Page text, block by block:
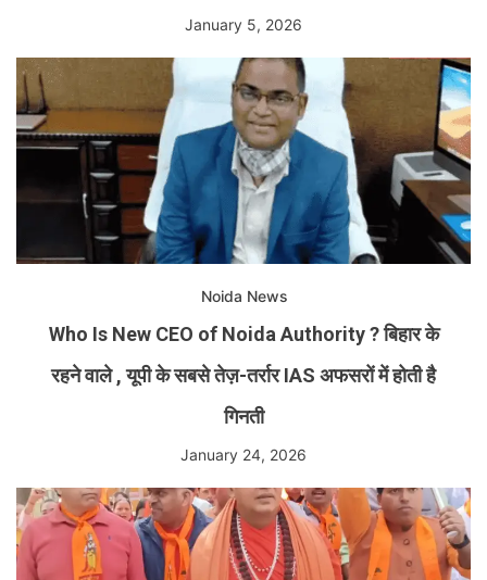
January 5, 2026
Noida News
Who Is New CEO of Noida Authority ? बिहार के
रहने वाले , यूपी के सबसे तेज़-तर्रार IAS अफसरों में होती है
गिनती
January 24, 2026